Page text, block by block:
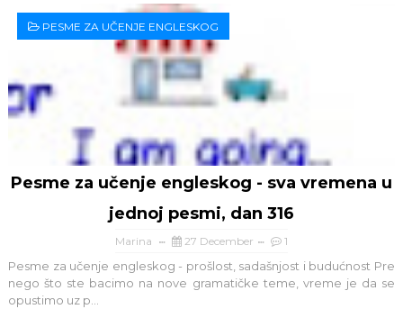
PESME ZA UČENJE ENGLESKOG
Pesme za učenje engleskog - sva vremena u
jednoj pesmi, dan 316
Marina 27 December 1
Pesme za učenje engleskog - prošlost, sadašnjost i budućnost Pre
nego što ste bacimo na nove gramatičke teme, vreme je da se
opustimo uz p...